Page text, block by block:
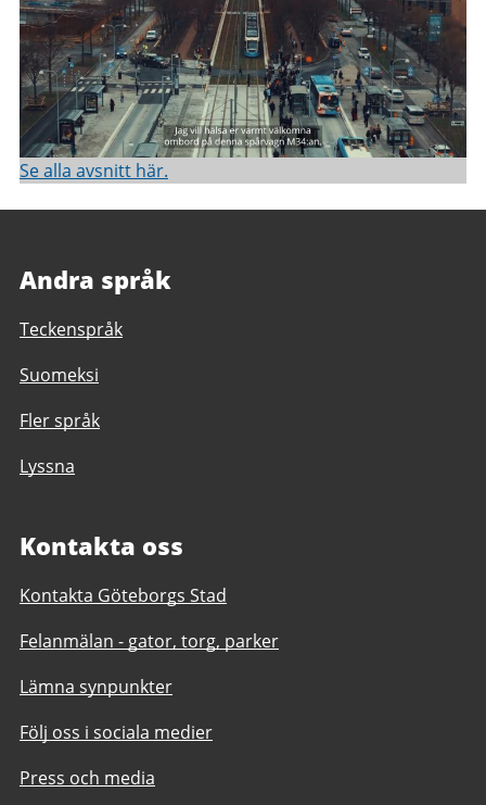
Se alla avsnitt här.
Andra språk
Teckenspråk
Suomeksi
Fler språk
Lyssna
Kontakta oss
Kontakta Göteborgs Stad
Felanmälan - gator, torg, parker
Lämna synpunkter
Följ oss i sociala medier
Press och media